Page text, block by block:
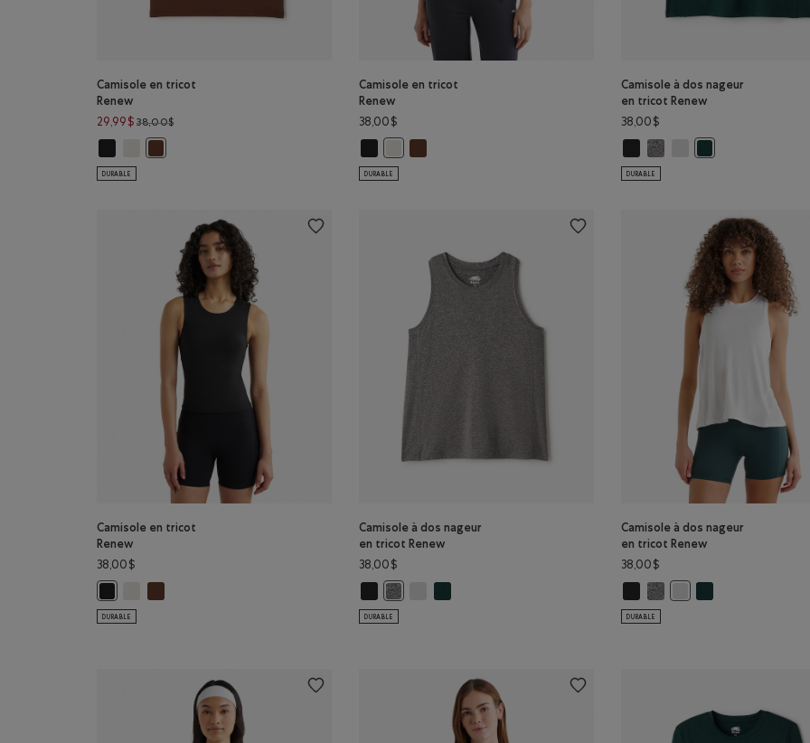
Camisole en tricot
Renew
29,99$ 38,00$Prix réduit de 38,00$ à 29,99$
DURABLE
Camisole en tricot
Renew
38,00$
Camisole en tricot Renew: BRUN ROCHEUX Couleur
DURABLE
Camisole à dos nageur
en tricot Renew
38,00$
Camisole à dos nageur en tricot
Camisole à dos nageur en
Camisole à dos nageur
Camisole à dos
DURABLE
Camisole en tricot
Renew
38,00$
Camisole en tricot Renew: BRUN ROCHEUX Couleur
DURABLE
Camisole à dos nageur
en tricot Renew
38,00$
Camisole à dos nageur en tricot Renew: NOIR Couleur
Camisole à dos nageur en tricot Renew: SEL ET POIVRE Couleur
Camisole à dos nageur en tricot Renew: BLANC Couleur
Camisole à dos nageur en tricot Renew: MLNG VARSITY VERT Couleur
DURABLE
Camisole à dos nageur
en tricot Renew
38,00$
Camisole à dos nageur en tricot
Camisole à dos nageur en
Camisole à dos nageur
Camisole à dos
DURABLE